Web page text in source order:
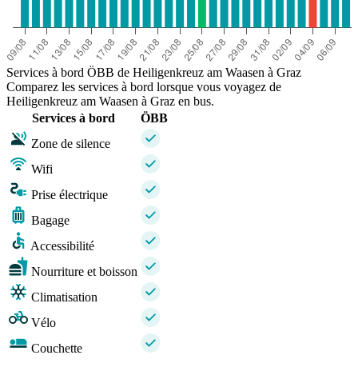
Services à bord ÖBB de Heiligenkreuz am Waasen à Graz
Comparez les services à bord lorsque vous voyagez de
Heiligenkreuz am Waasen à Graz en bus.
Services à bord
ÖBB
Zone de silence
Wifi
Prise électrique
Bagage
Accessibilité
Nourriture et boisson
Climatisation
Vélo
Couchette